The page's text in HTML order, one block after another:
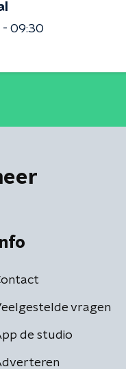
09:30
Info
vragen
de studio